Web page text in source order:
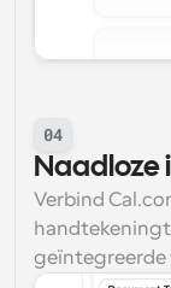
04
Naadloze
Verbind
geïntegreerde